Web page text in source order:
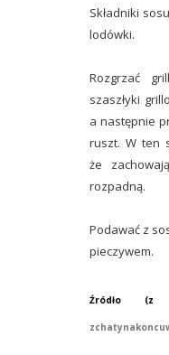
Składniki
lodówki.
Rozgrzać
szaszłyki
a następnie
ruszt. W ten
że
rozpadną.
Podawać z
pieczywem.
Źródło (z